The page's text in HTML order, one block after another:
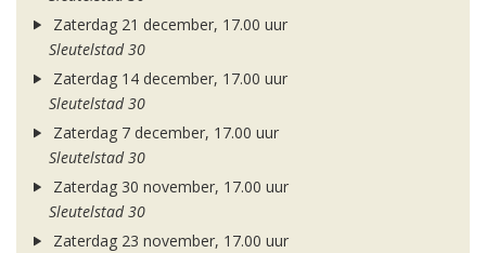
Zaterdag 21 december, 17.00 uur
Sleutelstad 30
Zaterdag 14 december, 17.00 uur
Sleutelstad 30
Zaterdag 7 december, 17.00 uur
Sleutelstad 30
Zaterdag 30 november, 17.00 uur
Sleutelstad 30
Zaterdag 23 november, 17.00 uur